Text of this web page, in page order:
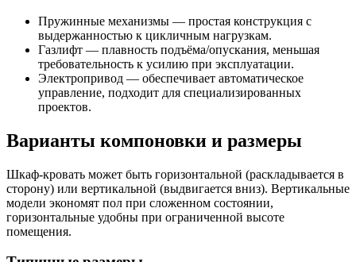
Пружинные механизмы — простая конструкция с
выдержанностью к цикличным нагрузкам.
Газлифт — плавность подъёма/опускания, меньшая
требовательность к усилию при эксплуатации.
Электропривод — обеспечивает автоматическое
управление, подходит для специализированных
проектов.
Варианты компоновки и размеры
Шкаф-кровать может быть горизонтальной (раскладывается в
сторону) или вертикальной (выдвигается вниз). Вертикальные
модели экономят пол при сложенном состоянии,
горизонтальные удобны при ограниченной высоте
помещения.